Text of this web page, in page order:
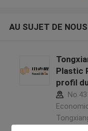
AU SUJET DE NOUS
Plastic
profil